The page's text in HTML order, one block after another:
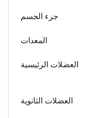
جزء الجسم
المعدات
العضلات الرئيسية
العضلات الثانوية